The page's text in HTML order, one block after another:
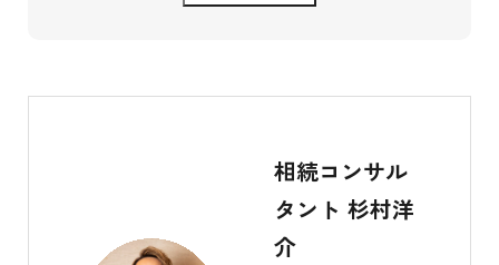
相続コンサル
タント 杉村洋
介